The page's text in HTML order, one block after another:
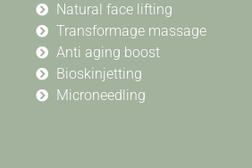
Natural face lifting
Transformage massage
Anti aging boost
Bioskinjetting
Microneedling